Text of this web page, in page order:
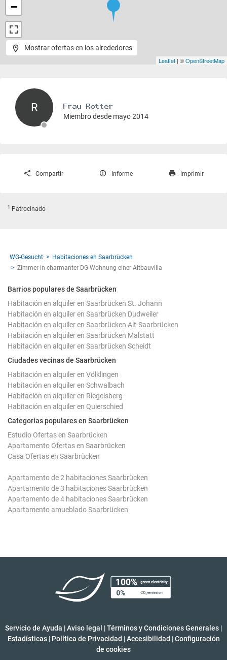
−
Leaflet | ©OpenStreetMap
Mostrar ofertas en los alrededores
R
Miembro desde mayo 2014
Compartir Informe imprimir
1 Patrocinado
WG-Gesucht
Habitaciones en Saarbrücken
Zimmer in charmanter DG-Wohnung einer Altbauvilla
Barrios populares de Saarbrücken
Habitación en alquiler en Saarbrücken St. Johann
Habitación en alquiler en Saarbrücken Dudweiler
Habitación en alquiler en Saarbrücken Alt-Saarbrücken
Habitación en alquiler en Saarbrücken Malstatt
Habitación en alquiler en Saarbrücken Scheidt
Ciudades vecinas de Saarbrücken
Habitación en alquiler en Völklingen
Habitación en alquiler en Schwalbach
Habitación en alquiler en Riegelsberg
Habitación en alquiler en Quierschied
Categorías populares en Saarbrücken
Estudio Ofertas en Saarbrücken
Apartamento Ofertas en Saarbrücken
Casa Ofertas en Saarbrücken
Apartamento de 2 habitaciones Saarbrücken
Apartamento de 3 habitaciones Saarbrücken
Apartamento de 4 habitaciones Saarbrücken
Apartamento amueblado Saarbrücken
Servicio de Ayuda |Aviso legal |Términos y Condiciones Generales |
Estadísticas | Política de Privacidad | Accesibilidad | Configuración
de cookies